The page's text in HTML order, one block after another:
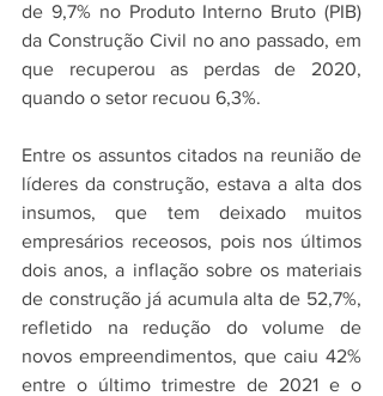
de 9,7% no Produto Interno Bruto (PIB)
da Construção Civil no ano passado, em
que recuperou as perdas de 2020,
quando o setor recuou 6,3%.
Entre os assuntos citados na reunião de
líderes da construção, estava a alta dos
insumos, que tem deixado muitos
empresários receosos, pois nos últimos
dois anos, a inflação sobre os materiais
de construção já acumula alta de 52,7%,
refletido na redução do volume de
novos empreendimentos, que caiu 42%
entre o último trimestre de 2021 e o